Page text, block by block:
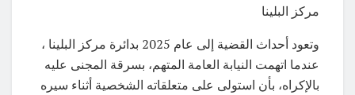
مركز البلينا
وتعود أحداث القضية إلى عام 2025 بدائرة مركز البلينا ،
عندما اتهمت النيابة العامة المتهم، بسرقة المجنى عليه
بالإكراه، بأن استولى على متعلقاته الشخصية أثناء سيره